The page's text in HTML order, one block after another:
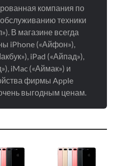
компания по
техники
В магазине всегда
iPhone («Айфон»),
iPad («Айпад»),
iMac («Аймак») и
фирмы Apple
выгодным ценам.